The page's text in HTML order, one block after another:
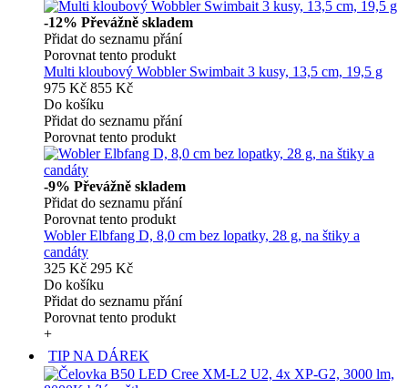
-12% Převážně skladem
Přidat do seznamu přání
Porovnat tento produkt
Multi kloubový Wobbler Swimbait 3 kusy, 13,5 cm, 19,5 g
975 Kč 855 Kč
Do košíku
Přidat do seznamu přání
Porovnat tento produkt
-9% Převážně skladem
Přidat do seznamu přání
Porovnat tento produkt
Wobler Elbfang D, 8,0 cm bez lopatky, 28 g, na štiky a
candáty
325 Kč 295 Kč
Do košíku
Přidat do seznamu přání
Porovnat tento produkt
+
TIP NA DÁREK